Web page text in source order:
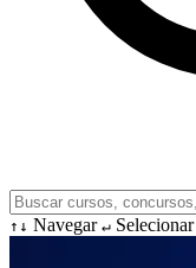
↑↓ Navegar ↵ Selecionar